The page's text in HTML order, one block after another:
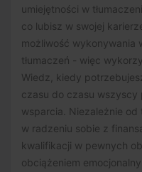
umiejętności w
co lubisz w swojej
możliwość wykonywania
tłumaczeń - więc
Wiedz, kiedy
czasu do czasu wszyscy
wsparcia. Niezależnie
w radzeniu sobie z
kwalifikacji w pewnych
obciążeniem